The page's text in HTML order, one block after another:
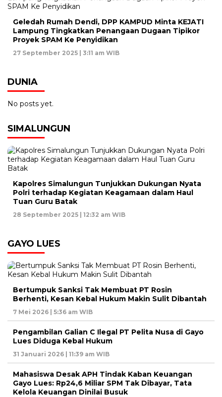
Geledah Rumah Dendi, DPP KAMPUD Minta KEJATI
Lampung Tingkatkan Penangaan Dugaan Tipikor
Proyek SPAM Ke Penyidikan
27 September 2025 | 3:11 am WIB
DUNIA
No posts yet.
SIMALUNGUN
Kapolres Simalungun Tunjukkan Dukungan Nyata
Polri terhadap Kegiatan Keagamaan dalam Haul
Tuan Guru Batak
28 September 2025 | 12:32 am WIB
GAYO LUES
Bertumpuk Sanksi Tak Membuat PT Rosin
Berhenti, Kesan Kebal Hukum Makin Sulit Dibantah
7 Mei 2026 | 5:36 am WIB
Pengambilan Galian C Ilegal PT Pelita Nusa di Gayo
Lues Diduga Kebal Hukum
31 Januari 2026 | 11:39 am WIB
Mahasiswa Desak APH Tindak Kaban Keuangan
Gayo Lues: Rp24,6 Miliar SPM Tak Dibayar, Tata
Kelola Keuangan Dinilai Busuk